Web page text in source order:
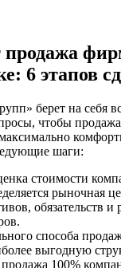
продажа
6 этапов
берет на себя
чтобы
шаги:
стоимости
рыночная
обязательств
способа
выгодную
100%